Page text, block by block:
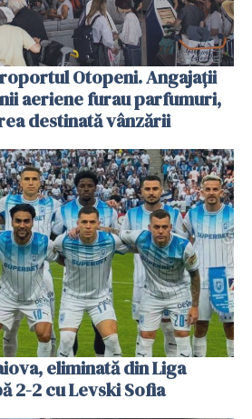
Otopeni. Angajații
aeriene furau parfumuri,
destinată vânzării
eliminată din Liga
2-2 cu Levski Sofia